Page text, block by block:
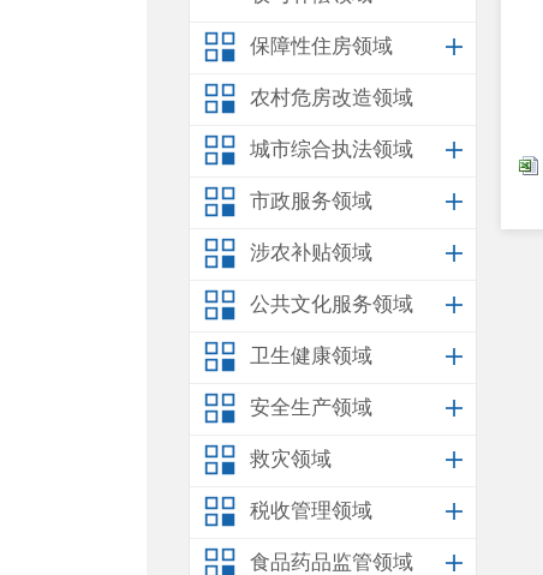
保障性住房领域
农村危房改造领域
城市综合执法领域
市政服务领域
涉农补贴领域
公共文化服务领域
卫生健康领域
安全生产领域
救灾领域
税收管理领域
食品药品监管领域